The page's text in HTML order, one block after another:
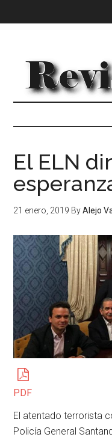
El ELN
21 enero, 2019 ByAlejo
PDF
El atentado terrorista
Policía General